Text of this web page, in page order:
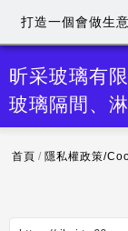
昕采玻璃有
玻璃隔間、
首頁 / 隱私權政策/
打造一個會做生